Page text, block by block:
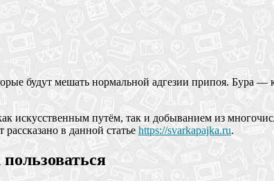
будут мешать нормальной адгезии припоя. Бура
искусственным путём, так и добыванием из
в данной статье https://svarkapajka.ru.